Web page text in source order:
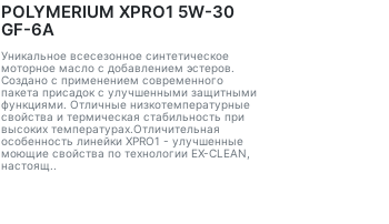
POLYMERIUM XPRO1 5W-30
GF-6A
Уникальное всесезонное синтетическое
моторное масло с добавлением эстеров.
Создано с применением современного
пакета присадок с улучшенными защитными
функциями. Отличные низкотемпературные
свойства и термическая стабильность при
высоких температурах.Отличительная
особенность линейки XPRO1 - улучшенные
моющие свойства по технологии EX-CLEAN,
настоящ..